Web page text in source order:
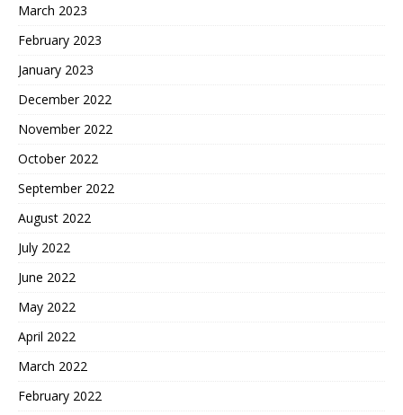
March 2023
February 2023
January 2023
December 2022
November 2022
October 2022
September 2022
August 2022
July 2022
June 2022
May 2022
April 2022
March 2022
February 2022